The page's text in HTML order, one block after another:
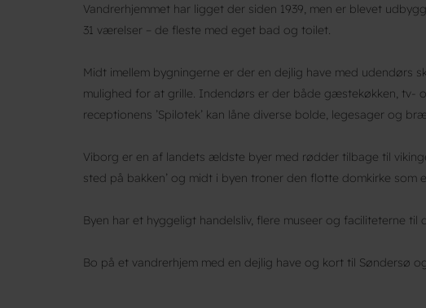
Vandrerhjemmet har ligget der siden 1939, men er blevet
31 værelser – de fleste med eget bad og toilet.
Midt imellem bygningerne er der en dejlig have med udendørs
mulighed for at grille. Indendørs er der både gæstekøkken, tv-
receptionens ’Spilotek’ kan låne diverse bolde, legesager og
Viborg er en af landets ældste byer med rødder tilbage til
sted på bakken’ og midt i byen troner den flotte domkirke som
Byen har et hyggeligt handelsliv, flere museer og faciliteterne til
Bo på et vandrerhjem med en dejlig have og kort til Søndersø